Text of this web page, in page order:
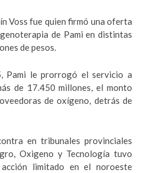
Voss fue quien firmó una oferta
de Pami en distintas
de pesos.
Pami le prorrogó el servicio a
de 17.450 millones, el monto
de oxígeno, detrás de
en tribunales provinciales
Oxigeno y Tecnología tuvo
limitado en el noroeste